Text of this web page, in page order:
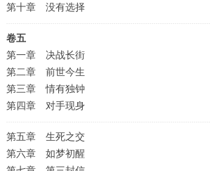
第十章 没有选择
卷五
第一章 决战长街
第二章 前世今生
第三章 情有独钟
第四章 对手现身
第五章 生死之交
第六章 如梦初醒